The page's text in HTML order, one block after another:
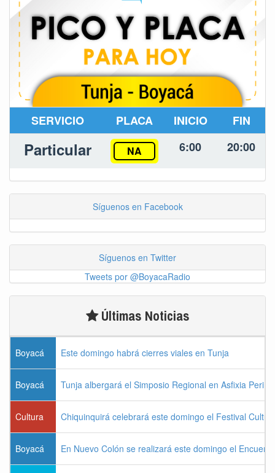
SERVICIO PLACA INICIO FIN
Particular NA 6:00 20:00
Síguenos en Facebook
Síguenos en Twitter
Tweets por @BoyacaRadio
Últimas Noticias
Boyacá Este domingo habrá cierres viales en Tunja
Boyacá Tunja albergará el Simposio Regional en Asfixia
Cultura Chiquinquirá celebrará este domingo el Festival
Boyacá En Nuevo Colón se realizará este domingo el